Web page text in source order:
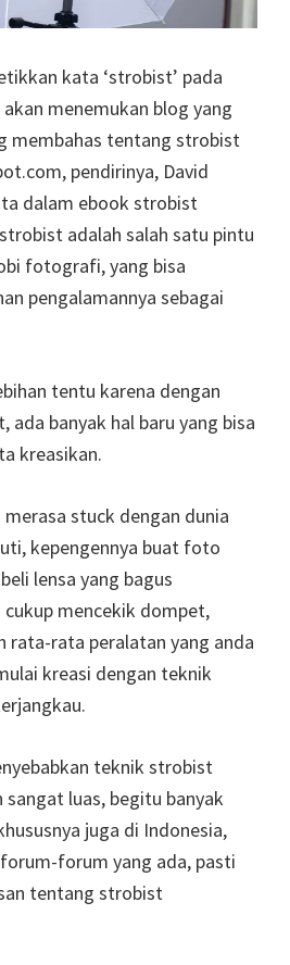
kata ‘strobist’ pada
menemukan blog yang
membahas tentang strobist
pendirinya, David
dalam ebook strobist
adalah salah satu pintu
fotografi, yang bisa
pengalamannya sebagai
tentu karena dengan
ada banyak hal baru yang bisa
kreasikan.
stuck dengan dunia
kepengennya buat foto
lensa yang bagus
cukup mencekik dompet,
rata-rata peralatan yang anda
kreasi dengan teknik
teknik strobist
luas, begitu banyak
juga di Indonesia,
forum yang ada, pasti
tentang strobist